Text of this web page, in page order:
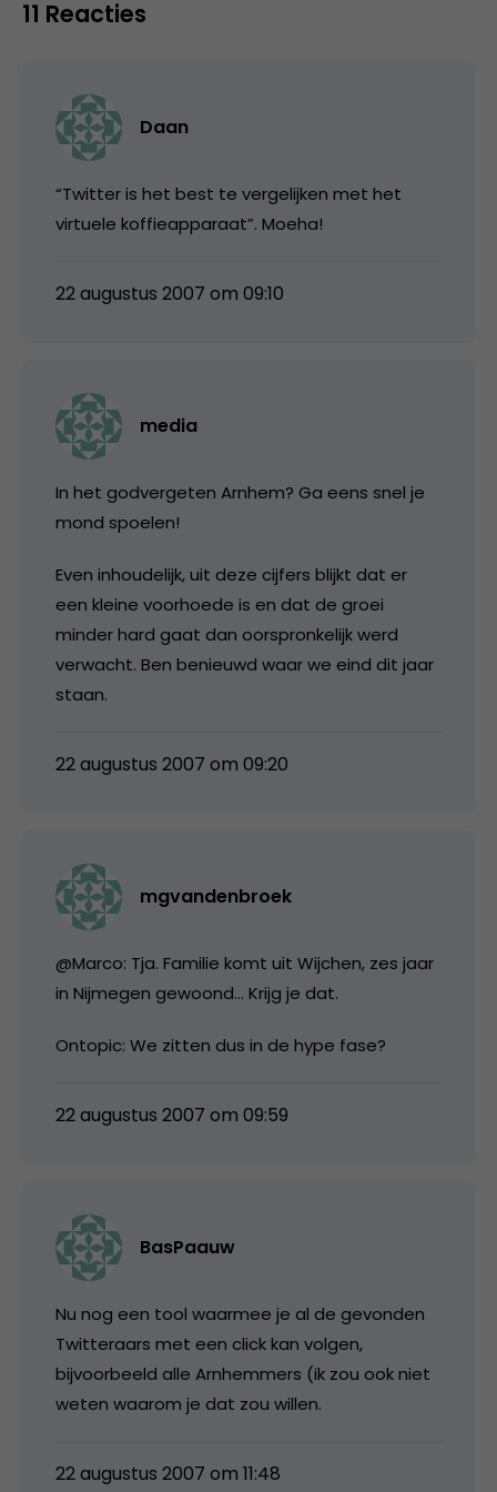
11 Reacties
Daan
“Twitter is het best te vergelijken met het
virtuele koffieapparaat”. Moeha!
22 augustus 2007 om 09:10
media
In het godvergeten Arnhem? Ga eens snel je
mond spoelen!
Even inhoudelijk, uit deze cijfers blijkt dat er
een kleine voorhoede is en dat de groei
minder hard gaat dan oorspronkelijk werd
verwacht. Ben benieuwd waar we eind dit jaar
staan.
22 augustus 2007 om 09:20
mgvandenbroek
@Marco: Tja. Familie komt uit Wijchen, zes jaar
in Nijmegen gewoond… Krijg je dat.
Ontopic: We zitten dus in de hype fase?
22 augustus 2007 om 09:59
BasPaauw
Nu nog een tool waarmee je al de gevonden
Twitteraars met een click kan volgen,
bijvoorbeeld alle Arnhemmers (ik zou ook niet
weten waarom je dat zou willen.
22 augustus 2007 om 11:48